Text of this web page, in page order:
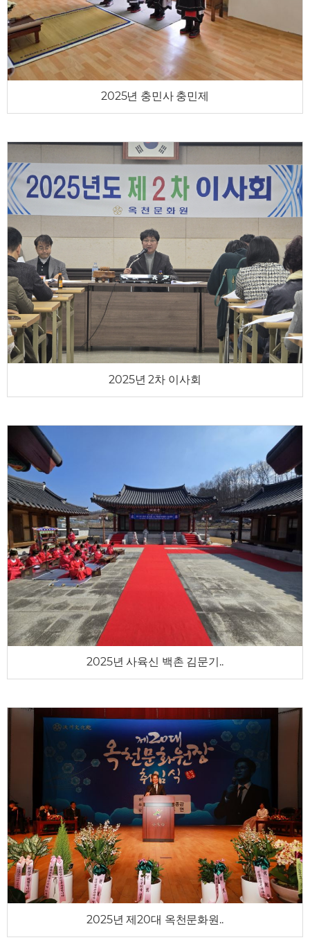
2025년 충민사 충민제
2025년 2차 이사회
2025년 사육신 백촌 김문기..
2025년 제20대 옥천문화원..